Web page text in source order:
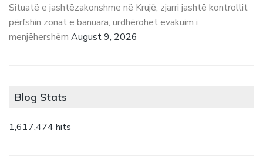
Situatë e jashtëzakonshme në Krujë, zjarri jashtë kontrollit
përfshin zonat e banuara, urdhërohet evakuim i
menjëhershëm August 9, 2026
Blog Stats
1,617,474 hits